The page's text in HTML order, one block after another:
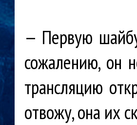
— Первую
сожалению, он
трансляцию
отвожу, она их